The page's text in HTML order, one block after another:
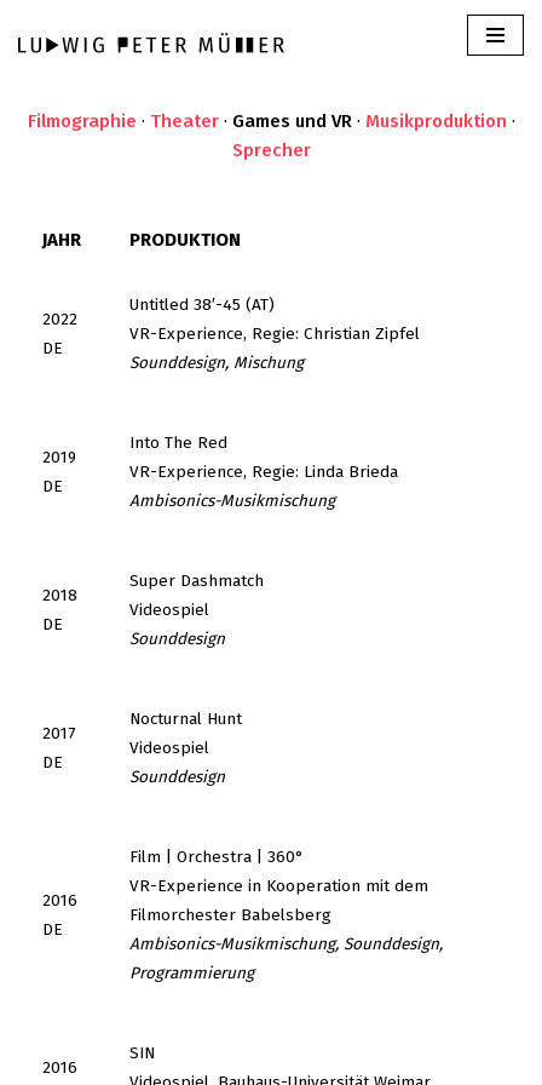
springen
Filmographie · Theater· Games und VR· Musikproduktion ·
Sprecher
JAHR PRODUKTION
2022
DE
Untitled 38′-45 (AT)
VR-Experience, Regie: Christian Zipfel
Sounddesign, Mischung
2019
DE
Into The Red
VR-Experience, Regie: Linda Brieda
Ambisonics-Musikmischung
2018
DE
Super Dashmatch
Videospiel
Sounddesign
2017
DE
Nocturnal Hunt
Videospiel
Sounddesign
2016
DE
Film | Orchestra | 360°
VR-Experience in Kooperation mit dem
Filmorchester Babelsberg
Ambisonics-Musikmischung, Sounddesign,
Programmierung
2016
SIN